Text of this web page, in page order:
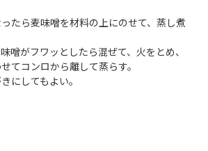
たら麦味噌を材料の上にのせて、蒸し煮
噌がフワッとしたら混ぜて、火をとめ、
てコンロから離して蒸らす。
にしてもよい。